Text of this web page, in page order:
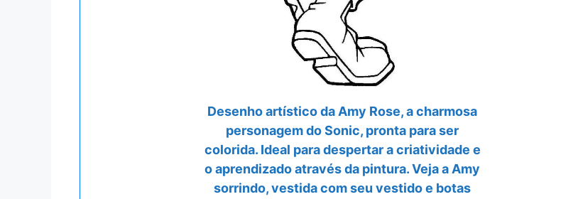
Desenho artístico da Amy Rose, a charmosa
personagem do Sonic, pronta para ser
colorida. Ideal para despertar a criatividade e
o aprendizado através da pintura. Veja a Amy
sorrindo, vestida com seu vestido e botas